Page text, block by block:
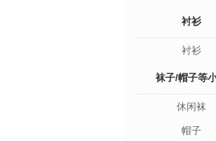
衬衫
衬衫
袜子/帽子等
休闲袜
帽子